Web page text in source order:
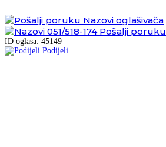
Nazovi oglašivača
051/518-174 Pošalji poruku
ID oglasa: 45149
Podijeli